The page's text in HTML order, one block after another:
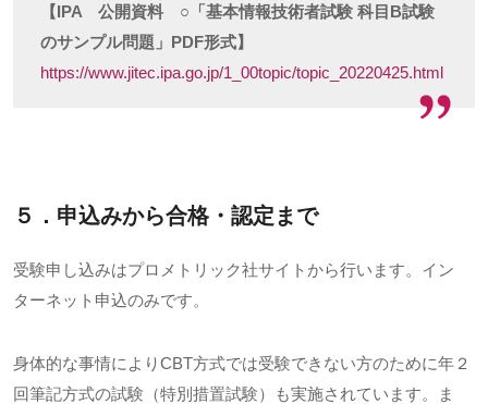
【IPA 公開資料 ○「基本情報技術者試験 科目B試験
のサンプル問題」PDF形式】
https://www.jitec.ipa.go.jp/1_00topic/topic_20220425.html
５．申込みから合格・認定まで
受験申し込みはプロメトリック社サイトから行います。イン
ターネット申込のみです。
身体的な事情によりCBT方式では受験できない方のために年２
回筆記方式の試験（特別措置試験）も実施されています。ま